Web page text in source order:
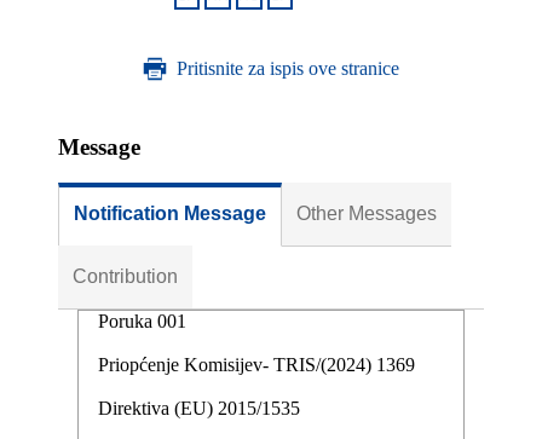
Pritisnite za ispis ove stranice
Message
Notification Message Other Messages
Contribution
Poruka 001
Priopćenje Komisijev- TRIS/(2024) 1369
Direktiva (EU) 2015/1535